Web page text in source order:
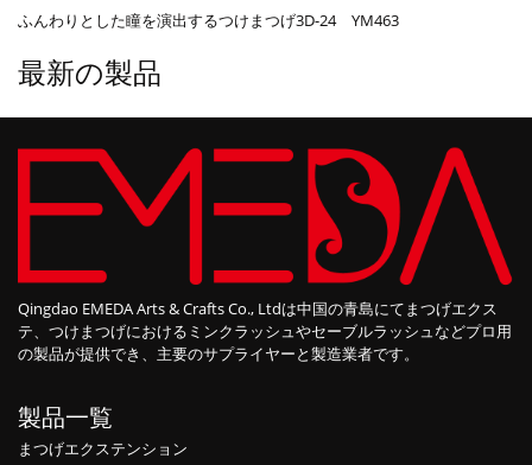
ふんわりとした瞳を演出するつけまつげ3D-24 YM463
最新の製品
Qingdao EMEDA Arts & Crafts Co., Ltdは中国の青島にてまつげエクス
テ、つけまつげにおけるミンクラッシュやセーブルラッシュなどプロ用
の製品が提供でき、主要のサプライヤーと製造業者です。
製品一覧
まつげエクステンション